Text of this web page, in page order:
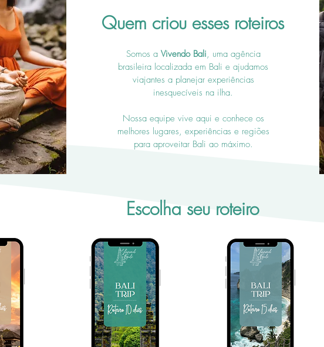
Quem criou esses roteiros
Somos a Vivendo Bali, uma agência
brasileira localizada em Bali e ajudamos
viajantes a planejar experiências
inesquecíveis na ilha.
Nossa equipe vive aqui e conhece os
melhores lugares, experiências e regiões
para aproveitar Bali ao máximo.
Escolha seu roteiro